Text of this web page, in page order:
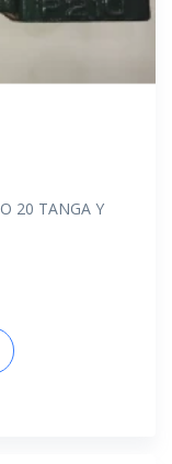
20 TANGA Y